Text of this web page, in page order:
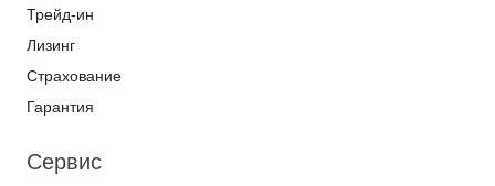
Трейд-ин
Лизинг
Страхование
Гарантия
Сервис